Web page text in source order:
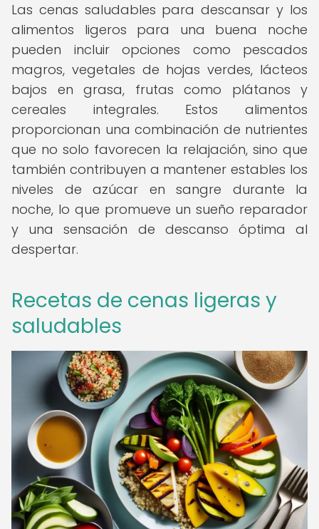
Las cenas saludables para descansar y los
alimentos ligeros para una buena noche
pueden incluir opciones como pescados
magros, vegetales de hojas verdes, lácteos
bajos en grasa, frutas como plátanos y
cereales integrales. Estos alimentos
proporcionan una combinación de nutrientes
que no solo favorecen la relajación, sino que
también contribuyen a mantener estables los
niveles de azúcar en sangre durante la
noche, lo que promueve un sueño reparador
y una sensación de descanso óptima al
despertar.
Recetas de cenas ligeras y
saludables